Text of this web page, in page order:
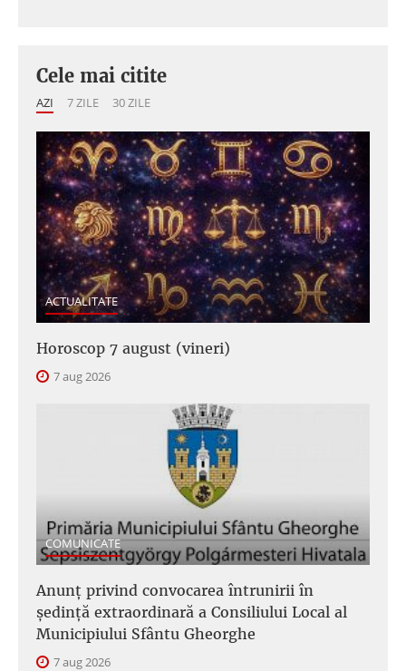
Cele mai citite
AZI 7 ZILE 30 ZILE
ACTUALITATE
Horoscop 7 august (vineri)
7 aug 2026
COMUNICATE
Anunţ privind convocarea întrunirii în
şedinţă extraordinară a Consiliului Local al
Municipiului Sfântu Gheorghe
7 aug 2026